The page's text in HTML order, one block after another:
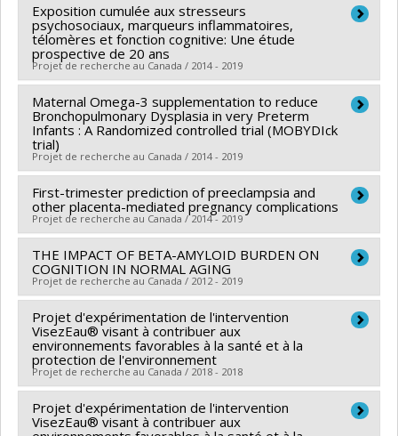
Sources de financement :IRSC/Instituts de recherche
en santé du Canada
Programmes de subvention :
Initiative canadienne sur l'abus de substances
Chercheur principal : Anne Monique Nuyt
Co-chercheurs : Emile Lévy,Jean-Claude Lavoie
Mai Luu,Mélanie Henderson
,Jean-Luc Bigras,Nathalie Alos,Benoît Mâsse
Sources de financement :IRSC/Instituts de recherche
en santé du Canada
Programmes de subvention :
Subvention de fonctionnement incluant les
subventions de fonctionnement programmatiques
(général)
Exposition cumulée aux stresseurs
psychosociaux, marqueurs inflammatoires,
télomères et fonction cognitive: Une étude
prospective de 20 ans
Projet de recherche au Canada / 2014 - 2019
Chercheur principal : Chantal Brisson,Clermont Dionne
,Élizabeth Maunsell,Alain Milot,Michel Vézina,Yves
Giguère
Co-chercheurs : Benoît Mâsse
Sources de financement :IRSC/Instituts de recherche
en santé du Canada
Programmes de subvention :PV125458-Subvention
de fonctionnement : des connaissances à la pratique
Maternal Omega-3 supplementation to reduce
Bronchopulmonary Dysplasia in very Preterm
Infants : A Randomized controlled trial (MOBYDIck
trial)
Projet de recherche au Canada / 2014 - 2019
Chercheur principal : Pierre Julien,Bruno Piedboeuf
Isabelle Marc-Series,Michel Lucas, William Fraser
Co-chercheurs : Jean-Claude Lavoie,Anne Monique
Nuyt ,Benoît Mâsse
Sources de financement :IRSC/Instituts de recherche
en santé du Canada
Programmes de subvention :PV125458-Subvention
de fonctionnement : des connaissances à la pratique
First-trimester prediction of preeclampsia and
other placenta-mediated pregnancy complications
Projet de recherche au Canada / 2014 - 2019
Chercheur principal : Emmanuel Bujold
Co-chercheurs : François Audibert,
Sources de financement :IRSC/Instituts de recherche
en santé du Canada
Programmes de subvention : PV125458-Subvention
de fonctionnement : des connaissances à la pratique
THE IMPACT OF BETA-AMYLOID BURDEN ON
COGNITION IN NORMAL AGING
Projet de recherche au Canada / 2012 - 2019
Chercheur principal : Sven Joubert
Co-chercheurs : Benoît Mâsse,Christian Bocti
Howard Chertkow
Sources de financement :IRSC/Instituts de recherche
en santé du Canada
Programmes de subvention :PVXX5647-(MOP)
Projet d'expérimentation de l'intervention
VisezEau® visant à contribuer aux
environnements favorables à la santé et à la
protection de l'environnement
Projet de recherche au Canada / 2018 - 2018
Chercheur principal : Michel Lucas
Co-chercheurs : Benoît Mâsse
Projet d'expérimentation de l'intervention
VisezEau® visant à contribuer aux